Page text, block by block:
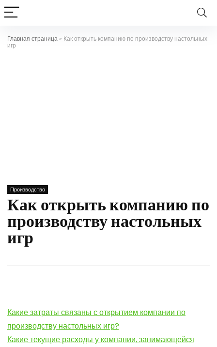
Главная страница » Как открыть компанию по производству настольных
игр
Производство
Как открыть компанию по
производству настольных
игр
Какие затраты связаны с открытием компании по
производству настольных игр?
Какие текущие расходы у компании, занимающейся